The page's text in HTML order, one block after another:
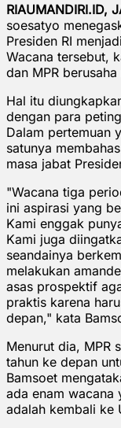
RIAUMANDIRI.ID,
soesatyo
Presiden RI
Wacana tersebut,
dan MPR
Hal itu
dengan para
Dalam pertemuan
satunya
masa jabat
"Wacana tiga
ini aspirasi yang
Kami enggak
Kami juga
seandainya
melakukan
asas prospektif
praktis karena
depan," kata
Menurut dia, MPR
tahun ke depan
Bamsoet
ada enam wacana
adalah kembali ke